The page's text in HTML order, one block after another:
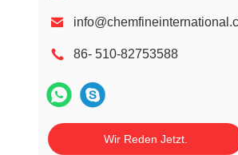
86- 510-82753588
Wir Reden Jetzt.